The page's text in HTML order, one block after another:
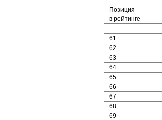
Позиция
в рейтинге
61
62
63
64
65
66
67
68
69